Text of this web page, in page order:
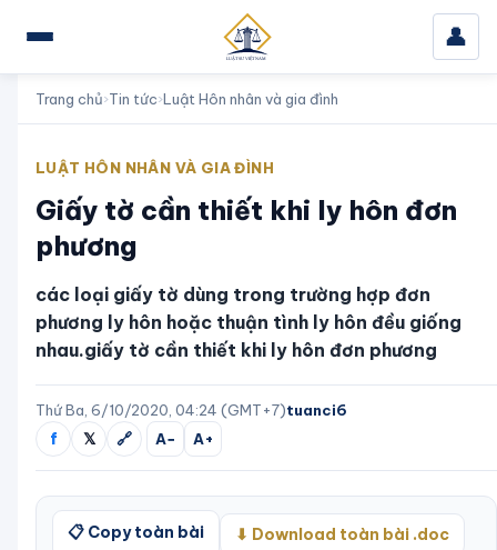
👤
Trang chủ›Tin tức›Luật Hôn nhân và gia đình
LUẬT HÔN NHÂN VÀ GIA ĐÌNH
Giấy tờ cần thiết khi ly hôn đơn
phương
các loại giấy tờ dùng trong trường hợp đơn
phương ly hôn hoặc thuận tình ly hôn đều giống
nhau.giấy tờ cần thiết khi ly hôn đơn phương
Thứ Ba, 6/10/2020, 04:24 (GMT+7)tuanci6
f 𝕏 🔗 A− A+
📋 Copy toàn bài ⬇ Download toàn bài .doc